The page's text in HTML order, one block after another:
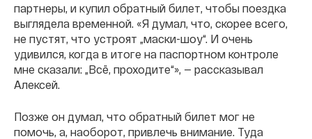
партнеры, и купил обратный билет, чтобы поездка
выглядела временной. «Я думал, что, скорее всего,
не пустят, что устроят „маски-шоу“. И очень
удивился, когда в итоге на паспортном контроле
мне сказали: „Всё, проходите“», — рассказывал
Алексей.
Позже он думал, что обратный билет мог не
помочь, а, наоборот, привлечь внимание. Туда